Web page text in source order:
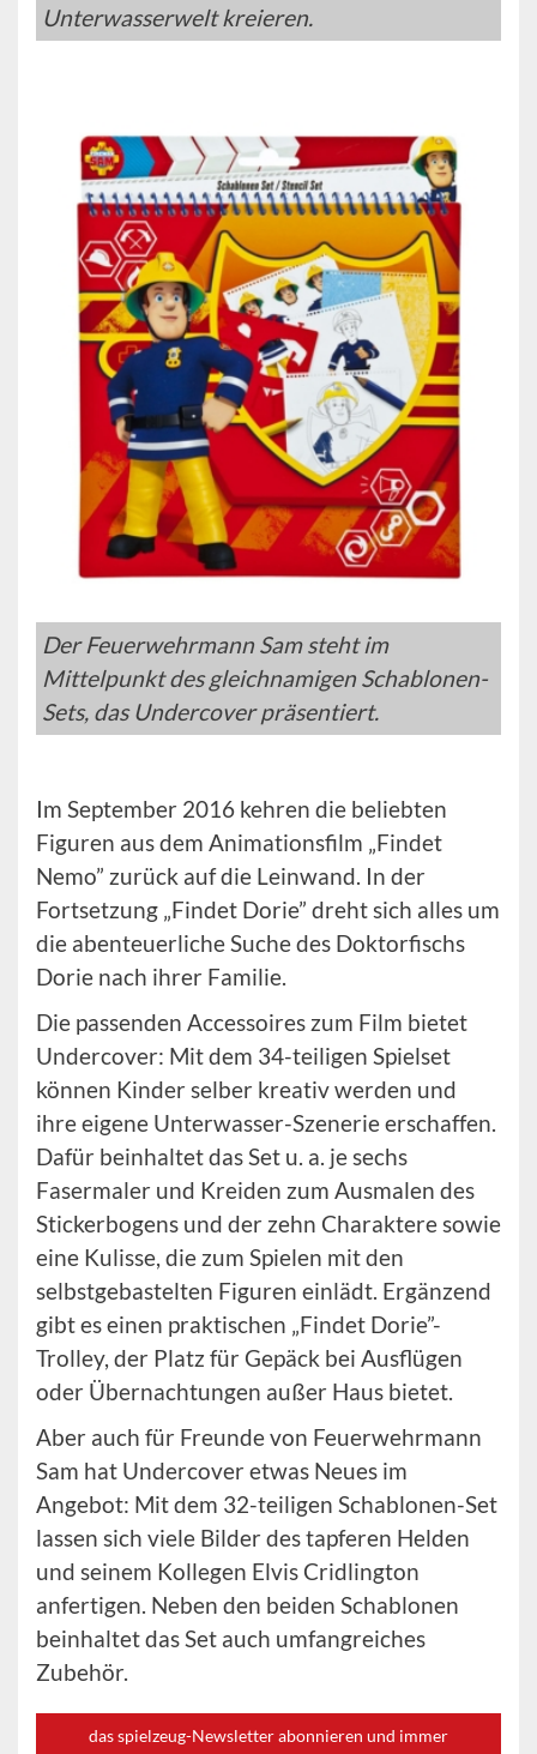
Unterwasserwelt kreieren.
Der Feuerwehrmann Sam steht im
Mittelpunkt des gleichnamigen Schablonen-
Sets, das Undercover präsentiert.
Im September 2016 kehren die beliebten
Figuren aus dem Animationsfilm „Findet
Nemo” zurück auf die Leinwand. In der
Fortsetzung „Findet Dorie” dreht sich alles um
die abenteuerliche Suche des Doktorfischs
Dorie nach ihrer Familie.
Die passenden Accessoires zum Film bietet
Undercover: Mit dem 34-teiligen Spielset
können Kinder selber kreativ werden und
ihre eigene Unterwasser-Szenerie erschaffen.
Dafür beinhaltet das Set u. a. je sechs
Fasermaler und Kreiden zum Ausmalen des
Stickerbogens und der zehn Charaktere sowie
eine Kulisse, die zum Spielen mit den
selbstgebastelten Figuren einlädt. Ergänzend
gibt es einen praktischen „Findet Dorie”-
Trolley, der Platz für Gepäck bei Ausflügen
oder Übernachtungen außer Haus bietet.
Aber auch für Freunde von Feuerwehrmann
Sam hat Undercover etwas Neues im
Angebot: Mit dem 32-teiligen Schablonen-Set
lassen sich viele Bilder des tapferen Helden
und seinem Kollegen Elvis Cridlington
anfertigen. Neben den beiden Schablonen
beinhaltet das Set auch umfangreiches
Zubehör.
das spielzeug-Newsletter abonnieren und immer